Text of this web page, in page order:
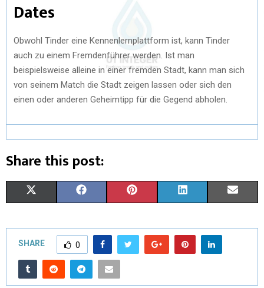
Dates
Obwohl Tinder eine Kennenlernplattform ist, kann Tinder
auch zu einem Fremdenführer werden. Ist man
beispielsweise alleine in einer fremden Stadt, kann man sich
von seinem Match die Stadt zeigen lassen oder sich den
einen oder anderen Geheimtipp für die Gegend abholen.
Share this post:
I
C
E
B
N
T
N
K
SHARE 0